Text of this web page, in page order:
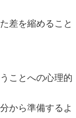
差を縮めること
ことへの心理的
から準備するよ